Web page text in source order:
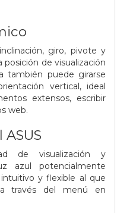
giro, pivote y
posición de visualización
también puede girarse
vertical, ideal
extensos, escribir
web.
de visualización y
azul potencialmente
y flexible al que
través del menú en